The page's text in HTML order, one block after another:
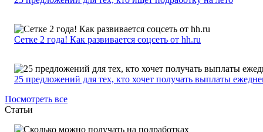
Сетке 2 года! Как развивается соцсеть от hh.ru
25 предложений для тех, кто хочет получать выплаты
Посмотреть все
Статьи